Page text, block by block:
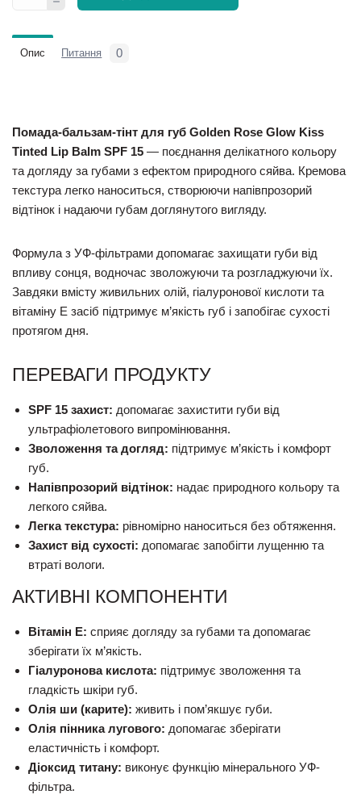
Опис Питання 0
Помада-бальзам-тінт для губ Golden Rose Glow Kiss
Tinted Lip Balm SPF 15 — поєднання делікатного кольору
та догляду за губами з ефектом природного сяйва. Кремова
текстура легко наноситься, створюючи напівпрозорий
відтінок і надаючи губам доглянутого вигляду.
Формула з УФ-фільтрами допомагає захищати губи від
впливу сонця, водночас зволожуючи та розгладжуючи їх.
Завдяки вмісту живильних олій, гіалуронової кислоти та
вітаміну Е засіб підтримує м’якість губ і запобігає сухості
протягом дня.
ПЕРЕВАГИ ПРОДУКТУ
SPF 15 захист: допомагає захистити губи від
ультрафіолетового випромінювання.
Зволоження та догляд: підтримує м’якість і комфорт
губ.
Напівпрозорий відтінок: надає природного кольору та
легкого сяйва.
Легка текстура: рівномірно наноситься без обтяження.
Захист від сухості: допомагає запобігти лущенню та
втраті вологи.
АКТИВНІ КОМПОНЕНТИ
Вітамін E: сприяє догляду за губами та допомагає
зберігати їх м’якість.
Гіалуронова кислота: підтримує зволоження та
гладкість шкіри губ.
Олія ши (карите): живить і пом’якшує губи.
Олія пінника лугового: допомагає зберігати
еластичність і комфорт.
Діоксид титану: виконує функцію мінерального УФ-
фільтра.